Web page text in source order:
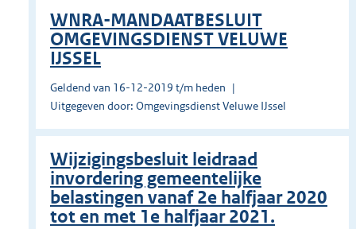
WNRA-MANDAATBESLUIT
OMGEVINGSDIENST VELUWE
IJSSEL
Geldend van 16-12-2019 t/m heden
Uitgegeven door: Omgevingsdienst Veluwe IJssel
Wijzigingsbesluit leidraad
invordering gemeentelijke
belastingen vanaf 2e halfjaar 2020
tot en met 1e halfjaar 2021.